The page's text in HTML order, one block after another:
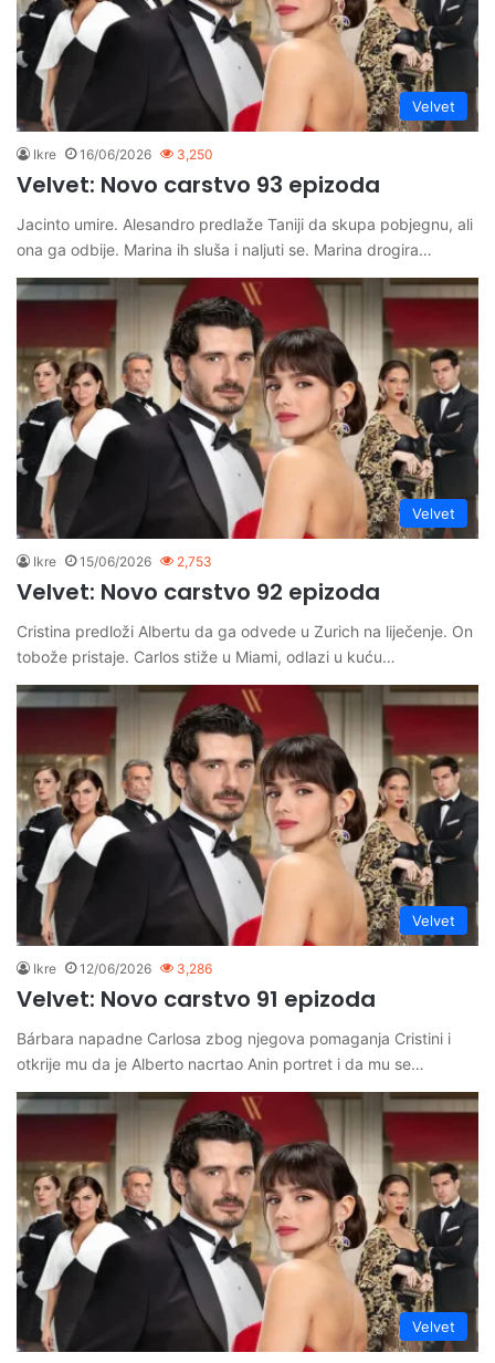
Velvet
Ikre 16/06/2026 3,250
Velvet: Novo carstvo 93 epizoda
Jacinto umire. Alesandro predlaže Taniji da skupa pobjegnu, ali
ona ga odbije. Marina ih sluša i naljuti se. Marina drogira…
Velvet
Ikre 15/06/2026 2,753
Velvet: Novo carstvo 92 epizoda
Cristina predloži Albertu da ga odvede u Zurich na liječenje. On
tobože pristaje. Carlos stiže u Miami, odlazi u kuću…
Velvet
Ikre 12/06/2026 3,286
Velvet: Novo carstvo 91 epizoda
Bárbara napadne Carlosa zbog njegova pomaganja Cristini i
otkrije mu da je Alberto nacrtao Anin portret i da mu se…
Velvet